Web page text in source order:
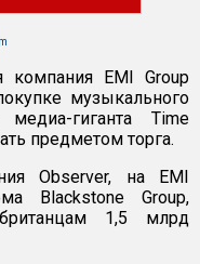
компания EMI Group
музыкального
медиа-гиганта Time
предметом торга.
Observer, на EMI
Blackstone Group,
1,5 млрд